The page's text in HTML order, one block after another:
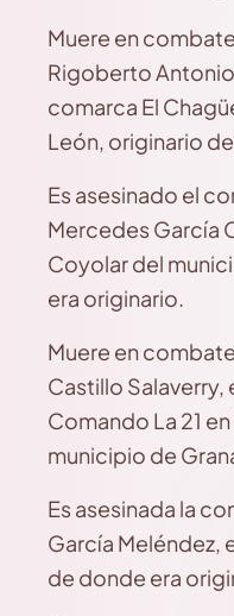
Muere en
Rigoberto
comarca El
León, originario
Es asesinado el
Mercedes García
Coyolar del
era originario.
Muere en
Castillo Salaverry,
Comando La 21
municipio de
Es asesinada la
García Meléndez,
de donde era